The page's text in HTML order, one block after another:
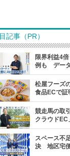
記事（PR）
限界利益4
例も デー
松屋フーズ
食品ECで証
競走馬の取
クラウドEC
スペース不
決 地区宅